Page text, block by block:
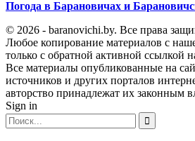
Погода в Барановичах и
© 2026 - baranovichi.by. Все права
Любое копирование материалов с
только с обратной активной ссылкой
Все материалы опубликованные на
источников и других порталов
авторство принадлежат их законным
Sign in